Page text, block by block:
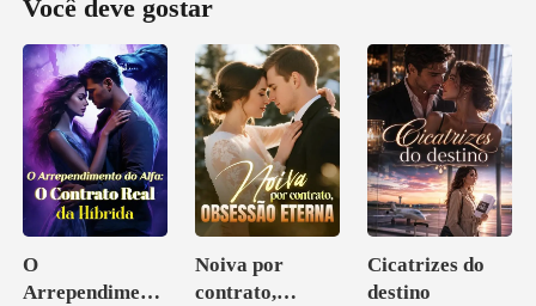
Você deve gostar
O
Arrependiment
Noiva por
contrato,
Cicatrizes do
destino